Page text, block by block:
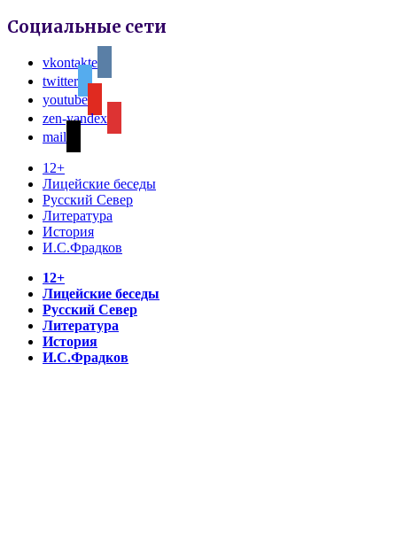
Социальные сети
vkontakte
twitter
youtube
zen-yandex
mail
12+
Лицейские беседы
Русский Север
Литература
История
И.С.Фрадков
12+
Лицейские беседы
Русский Север
Литература
История
И.С.Фрадков